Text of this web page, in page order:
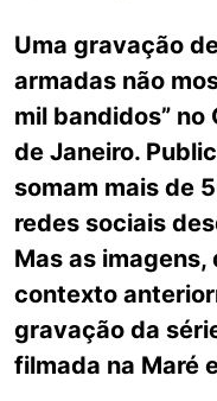
Uma gravação
armadas não
mil bandidos” no
de Janeiro.
somam mais de
redes sociais
Mas as
contexto
gravação da
filmada na Maré